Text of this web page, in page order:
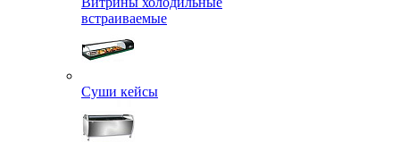
встраиваемые
Суши кейсы